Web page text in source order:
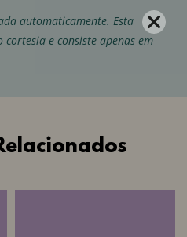
automaticamente. Esta
e consiste apenas em